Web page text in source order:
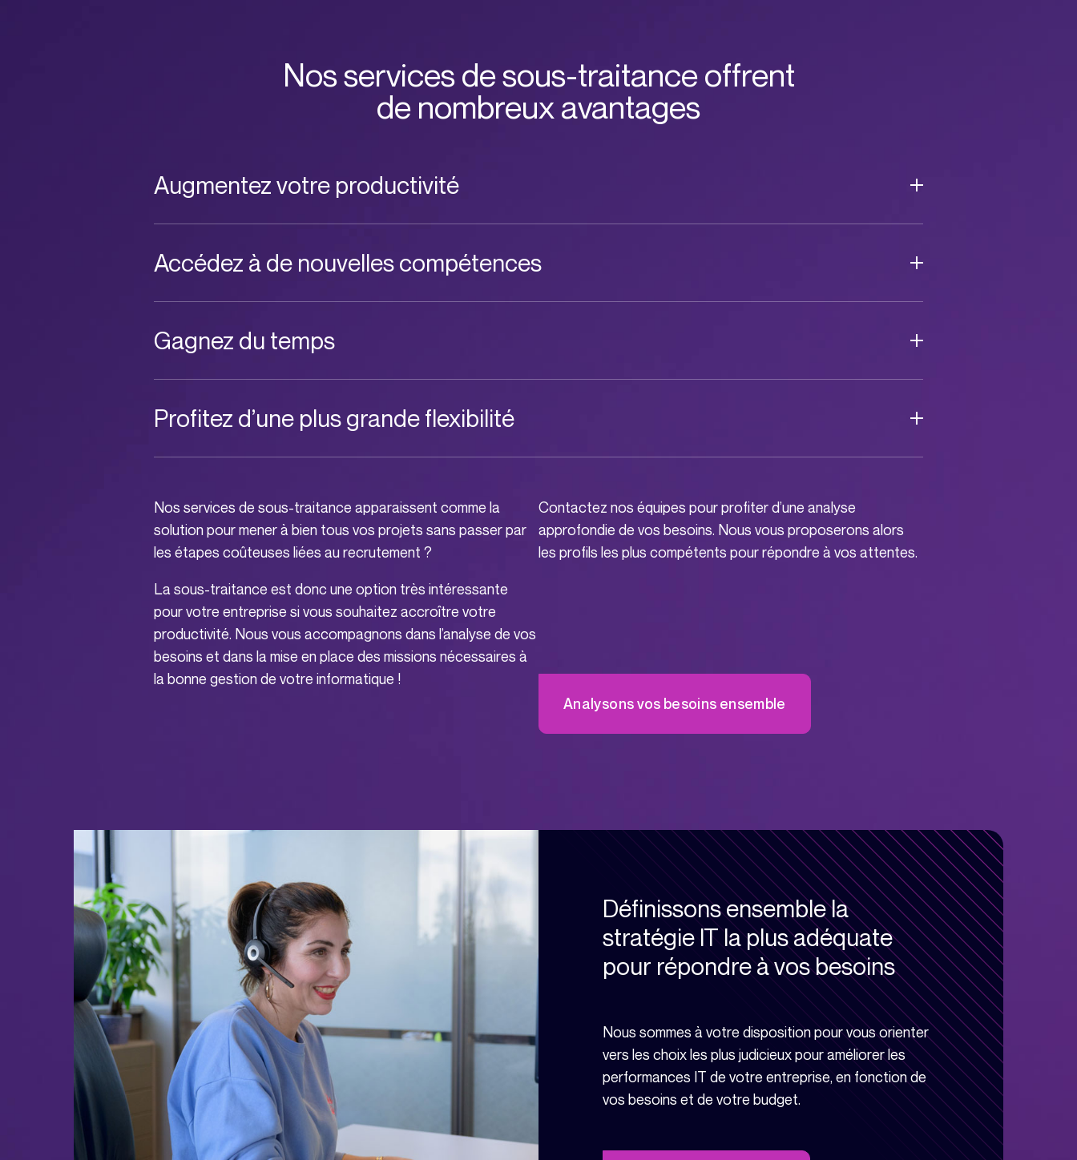
Nos services de sous-traitance offrent
de nombreux avantages
Augmentez votre productivité
Accédez à de nouvelles compétences
Gagnez du temps
Profitez d’une plus grande flexibilité
Nos services de sous-traitance apparaissent comme la
solution pour mener à bien tous vos projets sans passer par
les étapes coûteuses liées au recrutement ?
La sous-traitance est donc une option très intéressante
pour votre entreprise si vous souhaitez accroître votre
productivité. Nous vous accompagnons dans l’analyse de vos
besoins et dans la mise en place des missions nécessaires à
la bonne gestion de votre informatique !
Contactez nos équipes pour profiter d’une analyse
approfondie de vos besoins. Nous vous proposerons alors
les profils les plus compétents pour répondre à vos attentes.
Analysons vos besoins ensemble
Définissons ensemble la
stratégie IT la plus adéquate
pour répondre à vos besoins
Nous sommes à votre disposition pour vous orienter
vers les choix les plus judicieux pour améliorer les
performances IT de votre entreprise, en fonction de
vos besoins et de votre budget.